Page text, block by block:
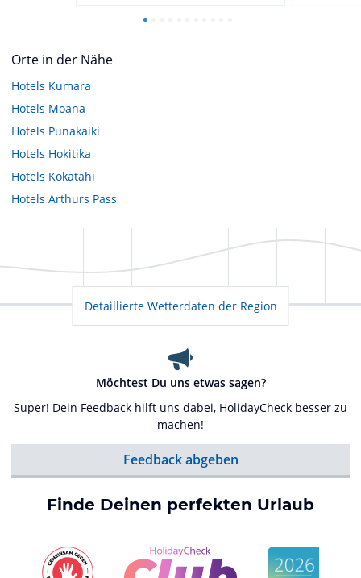
Orte in der Nähe
Hotels Kumara
Hotels Moana
Hotels Punakaiki
Hotels Hokitika
Hotels Kokatahi
Hotels Arthurs Pass
Detaillierte Wetterdaten der Region
Möchtest Du uns etwas sagen?
Super! Dein Feedback hilft uns dabei, HolidayCheck besser zu
machen!
Feedback abgeben
Finde Deinen perfekten Urlaub